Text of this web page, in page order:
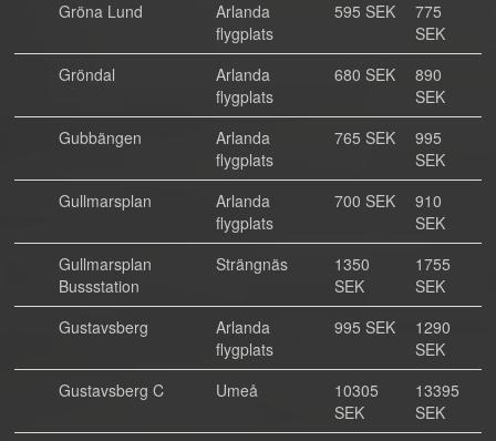
Gröna Lund
Arlanda
flygplats
595 SEK
775
SEK
Gröndal
Arlanda
flygplats
680 SEK
890
SEK
Gubbängen
Arlanda
flygplats
765 SEK
995
SEK
Gullmarsplan
Arlanda
flygplats
700 SEK
910
SEK
Gullmarsplan
Bussstation
Strängnäs
1350
SEK
1755
SEK
Gustavsberg
Arlanda
flygplats
995 SEK
1290
SEK
Gustavsberg C
Umeå
10305
SEK
13395
SEK